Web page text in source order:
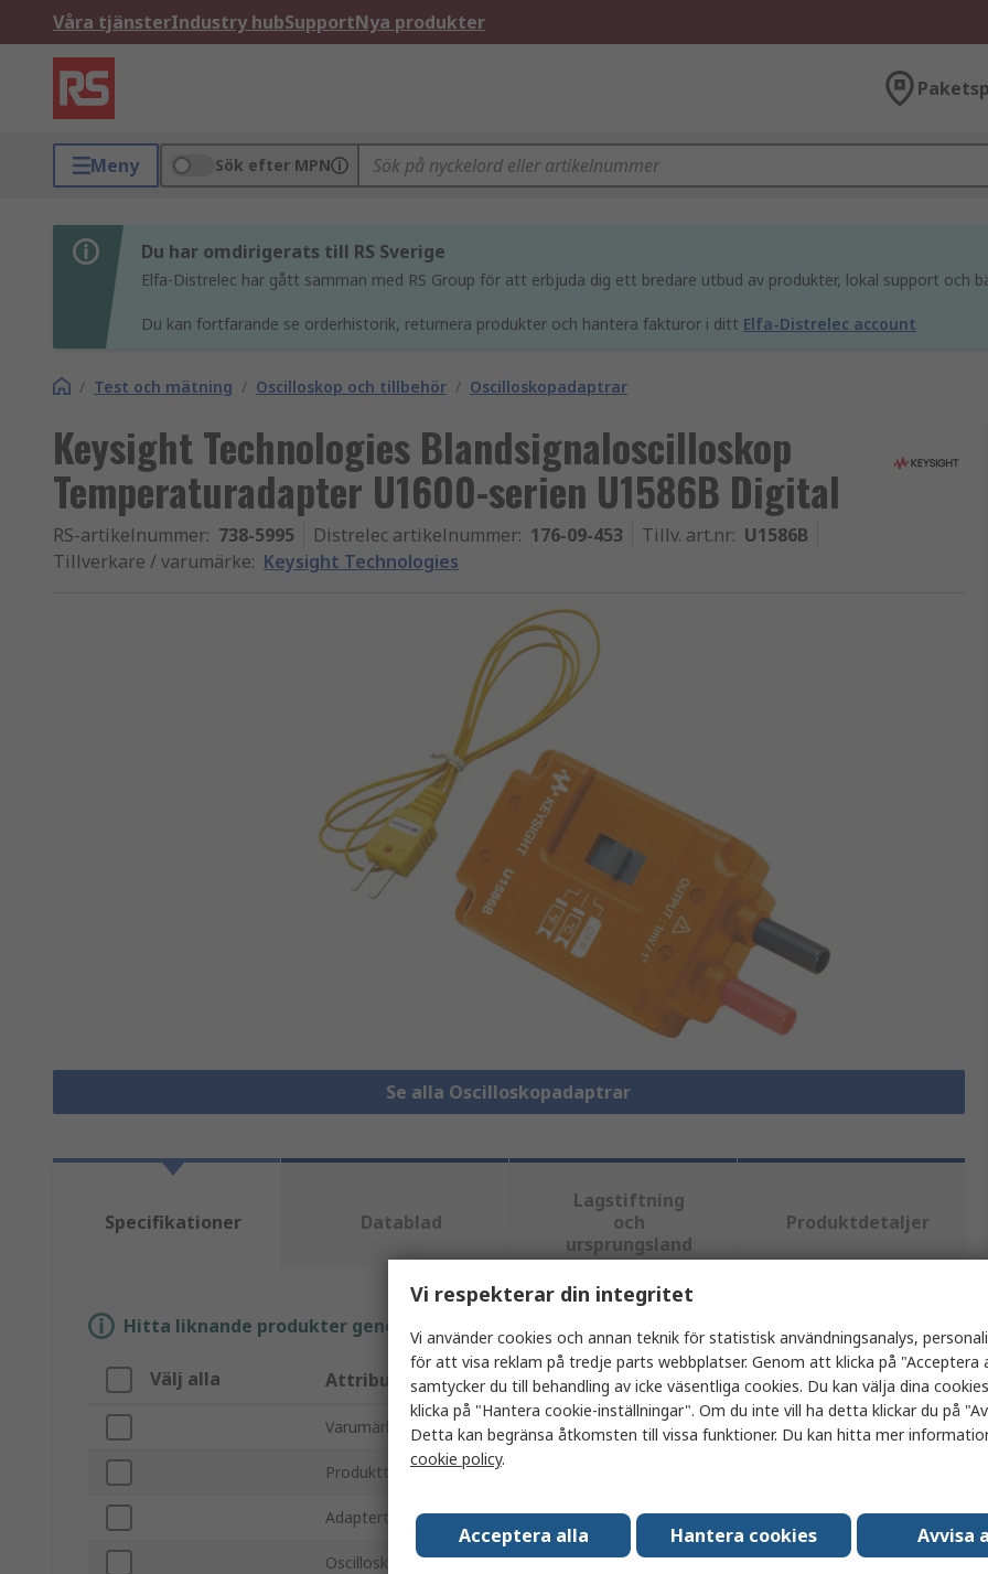
Våra tjänsterIndustry hubSupportNya produkter
Meny Sök efter MPN
Du har omdirigerats till RS Sverige
Elfa-Distrelec har gått samman med RS Group för att erbjuda dig ett bredare utbud av produkter, lokal support och
Du kan fortfarande se orderhistorik, returnera produkter och hantera fakturor i ditt Elfa-Distrelec account
/ Test och mätning / Oscilloskop och tillbehör / Oscilloskopadaptrar
Keysight Technologies Blandsignaloscilloskop
Temperaturadapter U1600-serien U1586B Digital
RS-artikelnummer: 738-5995 Distrelec artikelnummer: 176-09-453 Tillv. art.nr: U1586B
Tillverkare / varumärke: Keysight Technologies
Se alla Oscilloskopadaptrar
Specifikationer Datablad
Lagstiftning
och
ursprungsland
Produktdetaljer
Hitta liknande produkter genom att välja ett eller flera attribut.
Välj alla Attribut Värde
Varumärke Keysight Technologies
Produkttyp
Adaptertyp Temperaturadapter
Oscilloskoptyp Digital
Vi respekterar din integritet
Vi använder cookies och annan teknik för statistisk användningsanalys,
för att visa reklam på tredje parts webbplatser. Genom att klicka på "Acceptera
samtycker du till behandling av icke väsentliga cookies. Du kan välja dina
klicka på "Hantera cookie-inställningar". Om du inte vill ha detta klickar du på
Detta kan begränsa åtkomsten till vissa funktioner. Du kan hitta mer
cookie policy.
Acceptera alla Hantera cookies Avvisa